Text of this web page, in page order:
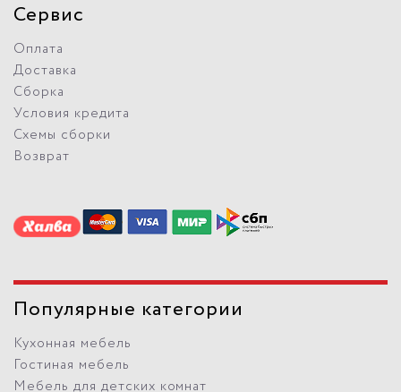
Сервис
Оплата
Доставка
Сборка
Условия кредита
Схемы сборки
Возврат
Популярные категории
Кухонная мебель
Гостиная мебель
Мебель для детских комнат